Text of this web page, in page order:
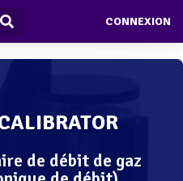
CONNEXION
de débit de gaz